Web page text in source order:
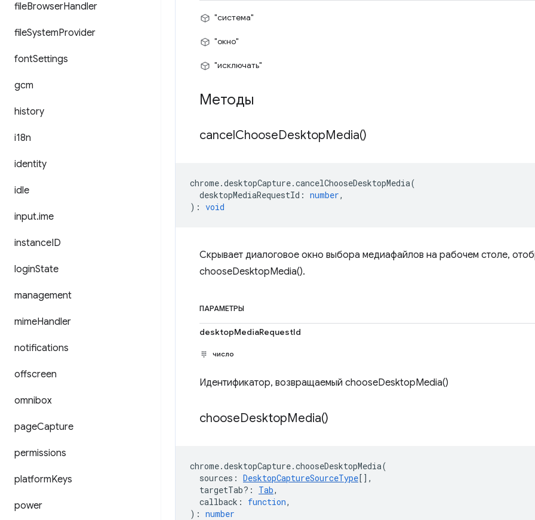
fileBrowserHandler
fileSystemProvider
fontSettings
gcm
history
i18n
identity
idle
input.ime
instanceID
loginState
management
mimeHandler
notifications
offscreen
omnibox
pageCapture
permissions
platformKeys
power
"система"
"окно"
"исключать"
Методы
cancelChooseDesktopMedia()
chrome.desktopCapture.cancelChooseDesktopMedia(
desktopMediaRequestId : number,
) : void
Скрывает диалоговое окно выбора медиафайлов на рабочем столе,
chooseDesktopMedia().
ПАРАМЕТРЫ
desktopMediaRequestId
число
Идентификатор, возвращаемый chooseDesktopMedia()
chooseDesktopMedia()
chrome.desktopCapture.chooseDesktopMedia(
sources : DesktopCaptureSourceType[],
targetTab? : Tab,
callback : function,
) : number